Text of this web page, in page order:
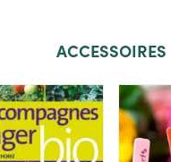
ACCESSOIRES